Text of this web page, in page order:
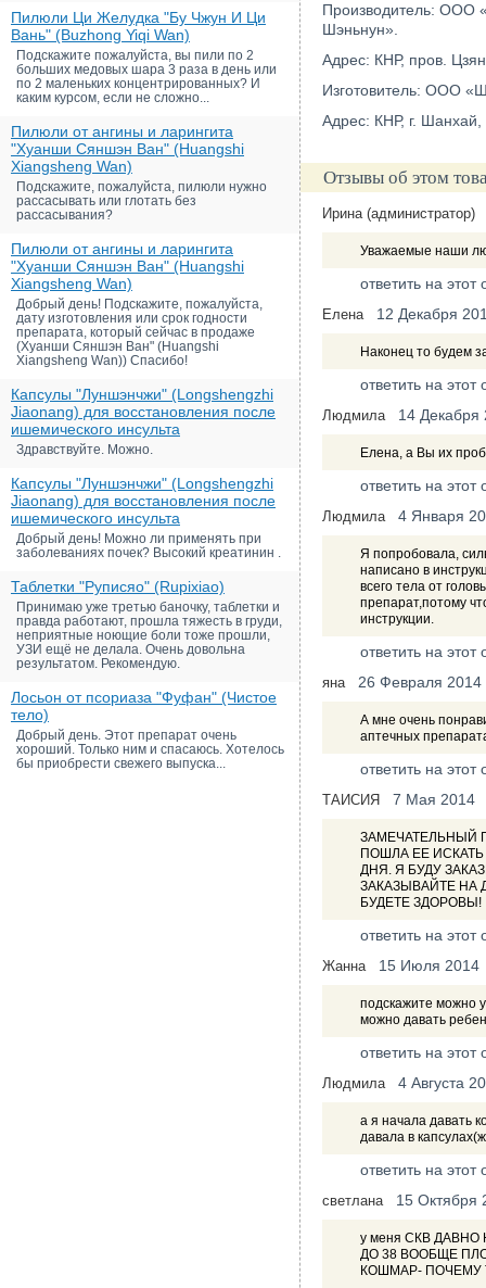
Пилюли Ци Желудка "Бу Чжун И Ци
Вань" (Buzhong Yiqi Wan)
Подскажите пожалуйста, вы пили по 2
больших медовых шара 3 раза в день или
по 2 маленьких концентрированных? И
каким курсом, если не сложно...
Пилюли от ангины и ларингита
"Хуанши Сяншэн Ван" (Huangshi
Xiangsheng Wan)
Подскажите, пожалуйста, пилюли нужно
рассасывать или глотать без
рассасывания?
Пилюли от ангины и ларингита
"Хуанши Сяншэн Ван" (Huangshi
Xiangsheng Wan)
Добрый день! Подскажите, пожалуйста,
дату изготовления или срок годности
препарата, который сейчас в продаже
(Хуанши Сяншэн Ван" (Huangshi
Xiangsheng Wan)) Спасибо!
Капсулы "Луншэнчжи" (Longshengzhi
Jiaonang) для восстановления после
ишемического инсульта
Здравствуйте. Можно.
Капсулы "Луншэнчжи" (Longshengzhi
Jiaonang) для восстановления после
ишемического инсульта
Добрый день! Можно ли применять при
заболеваниях почек? Высокий креатинин .
Таблетки "Руписяо" (Rupixiao)
Принимаю уже третью баночку, таблетки и
правда работают, прошла тяжесть в груди,
неприятные ноющие боли тоже прошли,
УЗИ ещё не делала. Очень довольна
результатом. Рекомендую.
Лосьон от псориаза "Фуфан" (Чистое
тело)
Добрый день. Этот препарат очень
хороший. Только ним и спасаюсь. Хотелось
бы приобрести свежего выпуска...
Производитель: ООО
Шэньнун».
Адрес: КНР, пров.
Изготовитель: ООО
Адрес: КНР, г.
Отзывы об этом
Ирина (администратор)
Уважаемые наши
ответить на этот
Елена 12 Декабря
Наконец то будем
ответить на этот
Людмила 14 Декабря
Елена, а Вы их
ответить на этот
Людмила 4 Января
Я попробовала,
написано в
всего тела от
препарат,потому
инструкции.
ответить на этот
яна 26 Февраля 2014
А мне очень
аптечных
ответить на этот
ТАИСИЯ 7 Мая 2014
ЗАМЕЧАТЕЛЬНЫЙ
ПОШЛА ЕЕ
ДНЯ. Я БУДУ
ЗАКАЗЫВАЙТЕ НА
БУДЕТЕ ЗДОРОВЫ!
ответить на этот
Жанна 15 Июля 2014
подскажите можно
можно давать
ответить на этот
Людмила 4 Августа
а я начала давать
давала в
ответить на этот
светлана 15 Октября
у меня СКВ
ДО 38 ВООБЩЕ
КОШМАР- ПОЧЕМУ